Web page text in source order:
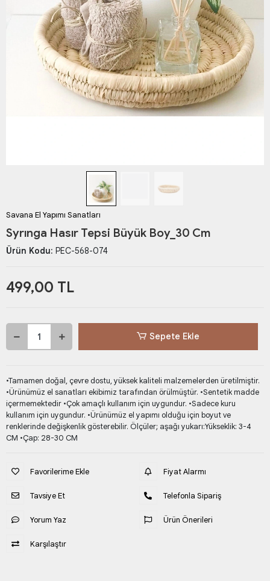
Savana El Yapımı Sanatları
Syrınga Hasır Tepsi Büyük Boy_30 Cm
Ürün Kodu: PEC-568-074
499,00 TL
Sepete Ekle
•Tamamen doğal, çevre dostu, yüksek kaliteli malzemelerden üretilmiştir.
•Ürünümüz el sanatları ekibimiz tarafından örülmüştür. •Sentetik madde
içermemektedir •Çok amaçlı kullanım için uygundur. •Sadece kuru
kullanım için uygundur. •Ürünümüz el yapımı olduğu için boyut ve
renklerinde değişkenlik gösterebilir. Ölçüler; aşağı yukarı:Yükseklik: 3-4
CM •Çap: 28-30 CM
Favorilerime Ekle
Tavsiye Et
Yorum Yaz
Karşılaştır
Fiyat Alarmı
Telefonla Sipariş
Ürün Önerileri